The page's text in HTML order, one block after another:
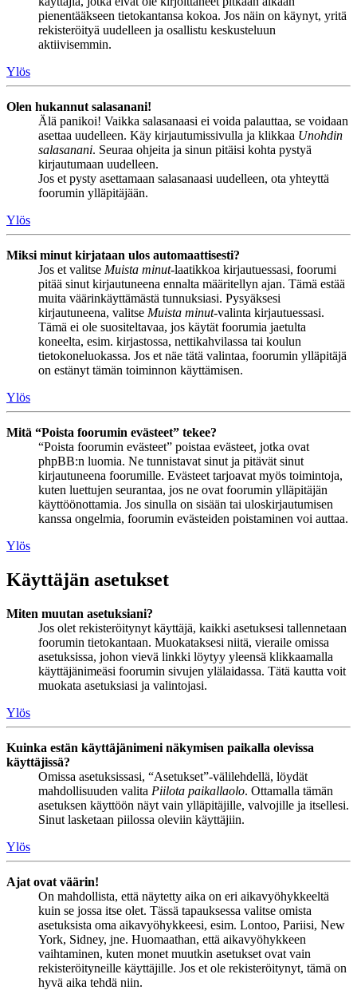
pienentääkseen tietokantansa kokoa. Jos näin on käynyt, yritä
rekisteröityä uudelleen ja osallistu keskusteluun
aktiivisemmin.
Ylös
Olen hukannut salasanani!
Älä panikoi! Vaikka salasanaasi ei voida palauttaa, se voidaan
asettaa uudelleen. Käy kirjautumissivulla ja klikkaa Unohdin
salasanani. Seuraa ohjeita ja sinun pitäisi kohta pystyä
kirjautumaan uudelleen.
Jos et pysty asettamaan salasanaasi uudelleen, ota yhteyttä
foorumin ylläpitäjään.
Ylös
Miksi minut kirjataan ulos automaattisesti?
Jos et valitse Muista minut-laatikkoa kirjautuessasi, foorumi
pitää sinut kirjautuneena ennalta määritellyn ajan. Tämä estää
muita väärinkäyttämästä tunnuksiasi. Pysyäksesi
kirjautuneena, valitse Muista minut-valinta kirjautuessasi.
Tämä ei ole suositeltavaa, jos käytät foorumia jaetulta
koneelta, esim. kirjastossa, nettikahvilassa tai koulun
tietokoneluokassa. Jos et näe tätä valintaa, foorumin ylläpitäjä
on estänyt tämän toiminnon käyttämisen.
Ylös
Mitä “Poista foorumin evästeet” tekee?
“Poista foorumin evästeet” poistaa evästeet, jotka ovat
phpBB:n luomia. Ne tunnistavat sinut ja pitävät sinut
kirjautuneena foorumille. Evästeet tarjoavat myös toimintoja,
kuten luettujen seurantaa, jos ne ovat foorumin ylläpitäjän
käyttöönottamia. Jos sinulla on sisään tai uloskirjautumisen
kanssa ongelmia, foorumin evästeiden poistaminen voi auttaa.
Ylös
Käyttäjän asetukset
Miten muutan asetuksiani?
Jos olet rekisteröitynyt käyttäjä, kaikki asetuksesi tallennetaan
foorumin tietokantaan. Muokataksesi niitä, vieraile omissa
asetuksissa, johon vievä linkki löytyy yleensä klikkaamalla
käyttäjänimeäsi foorumin sivujen ylälaidassa. Tätä kautta voit
muokata asetuksiasi ja valintojasi.
Ylös
Kuinka estän käyttäjänimeni näkymisen paikalla olevissa
käyttäjissä?
Omissa asetuksissasi, “Asetukset”-välilehdellä, löydät
mahdollisuuden valita Piilota paikallaolo. Ottamalla tämän
asetuksen käyttöön näyt vain ylläpitäjille, valvojille ja itsellesi.
Sinut lasketaan piilossa oleviin käyttäjiin.
Ylös
Ajat ovat väärin!
On mahdollista, että näytetty aika on eri aikavyöhykkeeltä
kuin se jossa itse olet. Tässä tapauksessa valitse omista
asetuksista oma aikavyöhykkeesi, esim. Lontoo, Pariisi, New
York, Sidney, jne. Huomaathan, että aikavyöhykkeen
vaihtaminen, kuten monet muutkin asetukset ovat vain
rekisteröityneille käyttäjille. Jos et ole rekisteröitynyt, tämä on
hyvä aika tehdä niin.